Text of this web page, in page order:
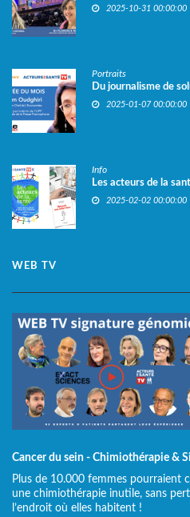
2025-10-31 00:00:00
Portraits
Du journalisme de
2025-01-07 00:00:00
Info
Les acteurs de la
2025-02-02 00:00:00
WEB TV
Cancer du sein - Chimiothérapie &
Plus de 10.000 femmes pourraient
une chimiothérapie inutile, sans
l’endroit où elles habitent !